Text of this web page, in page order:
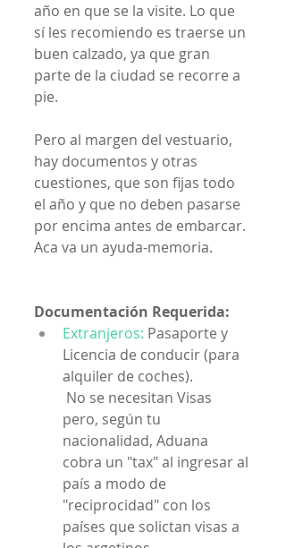
año en que se la visite. Lo que
sí les recomiendo es traerse un
buen calzado, ya que gran
parte de la ciudad se recorre a
pie.
Pero al margen del vestuario,
hay documentos y otras
cuestiones, que son fijas todo
el año y que no deben pasarse
por encima antes de embarcar.
Aca va un ayuda-memoria.
Documentación Requerida:
Extranjeros: Pasaporte y
Licencia de conducir (para
alquiler de coches).
No se necesitan Visas
pero, según tu
nacionalidad, Aduana
cobra un "tax" al ingresar al
país a modo de
"reciprocidad" con los
países que solictan visas a